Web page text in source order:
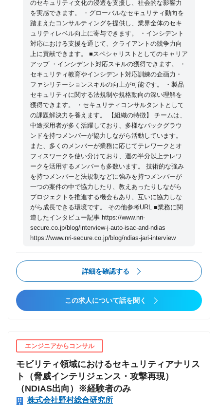
する自動車セキュリティ企業を目指して2018年に設立
された、成長中の企業です。 モビリティ業界では、セ
キュリティ脅威の増加と法規制（UN-R155、CRA、
PSTI など）への対応から製品セキュリティインシデ
ント対応チーム（PSIRT）の構築・運用が不可欠とな
っています。 本ポジションでは、モビリティ領域向け
のPSIRT（Product Security Incident Response Team）
構築・インシデント対応訓練を支援するチームに配属
予定です。 私たちのチームでは、次のミッションを掲
げ、モビリティの安全と業界の発展を支えることを目
指して活動しています。 ・組織へのセキュリティ文化
の定着：PSIRT教育、インシデント対応訓練によりク
ライアントの組織全体にセキュリティ意識を根付かせ
る。 ・実践的なセキュリティ対応力の強化：法規制動
向の取込みや実践的な訓練によりクライアントのイン
シデント対応力を強化する。 ・業界全体のセキュリテ
ィ向上：蓄積した知見を基に、業界全体にインシデン
ト対応のアドバイザリーを提供する。 チームは、中途
採用者が多く活躍しており、無線通信、自動車開発、
セキュリティ法規制の知見など多様なバックグラウン
【募集職種の期待役割】 本ポジションでは、自動車業
界・IoT業界のクライアントに向けたPSIRTプロセスの
期待しています。また、PSIRT向けの教育とインシデ
ント対応訓練の企画と推進についても主導いただくこ
スのコンサルティング、教育や訓練の実施、顧客への
報告に至るまで、幅広い裁量を持ち、自らの判断でプ
ロジェクトをリードしていただきます。 【具体的な職
務内容】 ■インシデント対応訓練 ・クライアントの
PSIRTにおける課題や要望をヒアリングし、最適なセ
のセキュリティ文化の浸透を支援し、社会的な影響力
を実感できます。 ・グローバルなセキュリティ動向を
踏まえたコンサルティングを提供し、業界全体のセキ
ュリティレベル向上に寄与できます。 ・インシデント
対応における支援を通じて、クライアントの競争力向
上に貢献できます。 ■スペシャリストとしてのキャリア
アップ ・インシデント対応スキルの獲得できます。 ・
セキュリティ教育やインシデント対応訓練の企画力・
ファシリテーションスキルの向上が可能です。 ・製品
セキュリティに関する法規制や規格動向の深い理解を
獲得できます。 ・セキュリティコンサルタントとして
の課題解決力を養えます。 【組織の特徴】 チームは、
中途採用者が多く活躍しており、多様なバックグラウ
ンドを持つメンバーが協力しながら活動しています。
また、多くのメンバーが業務に応じてテレワークとオ
フィスワークを使い分けており、週の半分以上テレワ
ークを活用するメンバーも多数います。 技術的な強み
を持つメンバーと法規制などに強みを持つメンバーが
一つの案件の中で協力したり、教えあったりしながら
プロジェクトを推進する機会もあり、互いに協力しな
がら成長できる環境です。 その他参考URL ■業務に関
連したインタビュー記事 https://www.nri-
secure.co.jp/blog/interview-j-auto-isac-and-ndias
https://www.nri-secure.co.jp/blog/ndias-jari-interview
詳細を確認する
この求人について話を聞く
エンジニアからコンサル
モビリティ領域におけるセキュリティアナリス
ト（脅威インテリジェンス・攻撃再現）
（NDIAS出向）※経験者のみ
株式会社野村総合研究所